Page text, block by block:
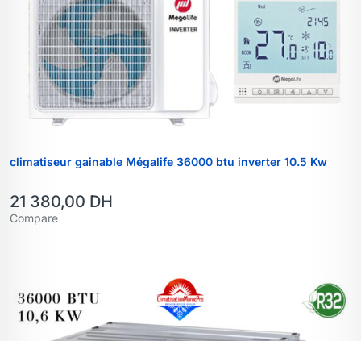
climatiseur gainable Mégalife 36000 btu inverter 10.5 Kw
21 380,00 DH
Compare